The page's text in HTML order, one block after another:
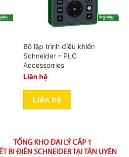
Bộ lập trình điều khiển
Schneider – PLC
Accessorries
Liên hệ
Liên hệ